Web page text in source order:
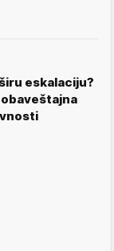
eskalaciju?
obaveštajna